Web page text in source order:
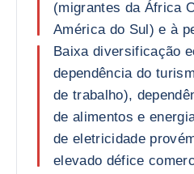
(migrantes da África
América do Sul) e à
Baixa diversificação
dependência do
de trabalho),
de alimentos e
de eletricidade
elevado défice